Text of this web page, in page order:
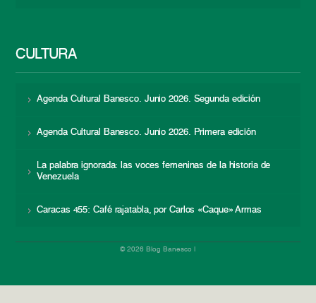
CULTURA
Agenda Cultural Banesco. Junio 2026. Segunda edición
Agenda Cultural Banesco. Junio 2026. Primera edición
La palabra ignorada: las voces femeninas de la historia de
Venezuela
Caracas 455: Café rajatabla, por Carlos «Caque» Armas
© 2026 Blog Banesco |